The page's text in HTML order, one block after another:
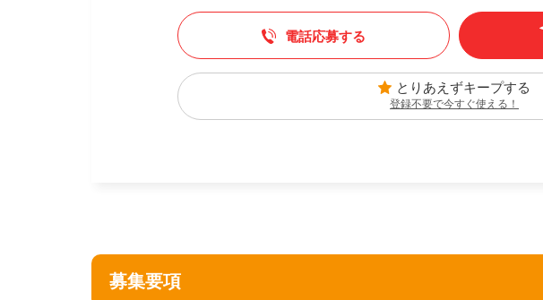
電話応募する
とりあえずキープする
登録不要で今すぐ使える！
募集要項